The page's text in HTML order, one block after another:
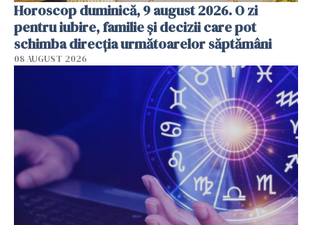
Horoscop duminică, 9 august 2026. O zi
pentru iubire, familie și decizii care pot
schimba direcția următoarelor săptămâni
08 AUGUST 2026